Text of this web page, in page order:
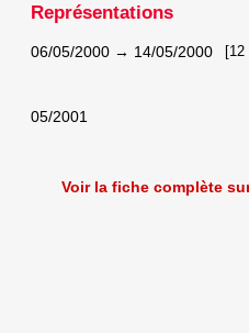
Représentations
06/05/2000 → 14/05/2000 [12
05/2001
Voir la fiche complète